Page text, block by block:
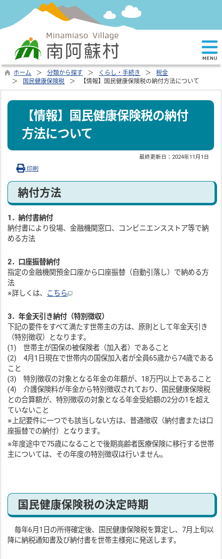
ホーム 分類から探す くらし・手続き
税金
国民健康保険税
【情報】国民健康保険税の納付方法について
【情報】国民健康保険税の納付
方法について
最終更新日： 2024年11月1日
印刷
納付方法
1．納付書納付
納付書により役場、金融機関窓口、コンビニエンスストア等で納
める方法
2．口座振替納付
指定の金融機関預金口座から口座振替（自動引落し）で納める方
法
※詳しくは、 こちら
3．年金天引き納付（特別徴収）
下記の要件をすべて満たす世帯主の方は、原則として年金天引き
（特別徴収）となります。
(1) 世帯主が国保の被保険者（加入者）であること
(2) 4月1日現在で世帯内の国保加入者が全員65歳から74歳である
こと
(3) 特別徴収の対象となる年金の年額が、18万円以上であること
(4) 介護保険料が年金から特別徴収されており、国民健康保険税
との合算額が、特別徴収の対象となる年金受給額の2分の1を超え
ていないこと
※上記要件に一つでも該当しない方は、普通徴収（納付書または口
座振替での納付）となります。
※年度途中で75歳になることで後期高齢者医療保険に移行する世帯
主については、その年度の特別徴収は行いません。
国民健康保険税の決定時期
毎年6月1日の所得確定後、国民健康保険税を算定し、7月上旬以
降に納税通知書及び納付書を世帯主様宛に発送します。